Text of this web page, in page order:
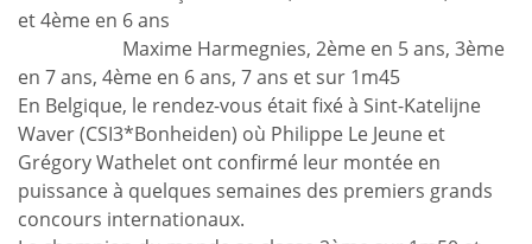
et 4ème en 6 ans
Maxime Harmegnies, 2ème en 5 ans, 3ème
en 7 ans, 4ème en 6 ans, 7 ans et sur 1m45
En Belgique, le rendez-vous était fixé à Sint-Katelijne
Waver (CSI3*Bonheiden) où Philippe Le Jeune et
Grégory Wathelet ont confirmé leur montée en
puissance à quelques semaines des premiers grands
concours internationaux.